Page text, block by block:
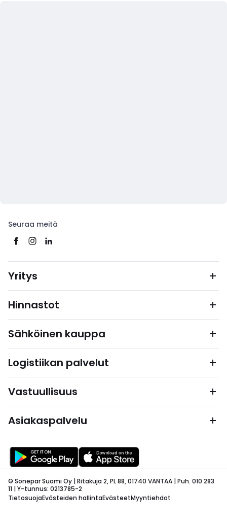
Seuraa meitä
Yritys
Hinnastot
Sähköinen kauppa
Logistiikan palvelut
Vastuullisuus
Asiakaspalvelu
© Sonepar Suomi Oy | Ritakuja 2, PL 88, 01740 VANTAA | Puh. 010 283
11 | Y-tunnus: 0213785-2
TietosuojaEvästeiden hallintaEvästeetMyyntiehdot